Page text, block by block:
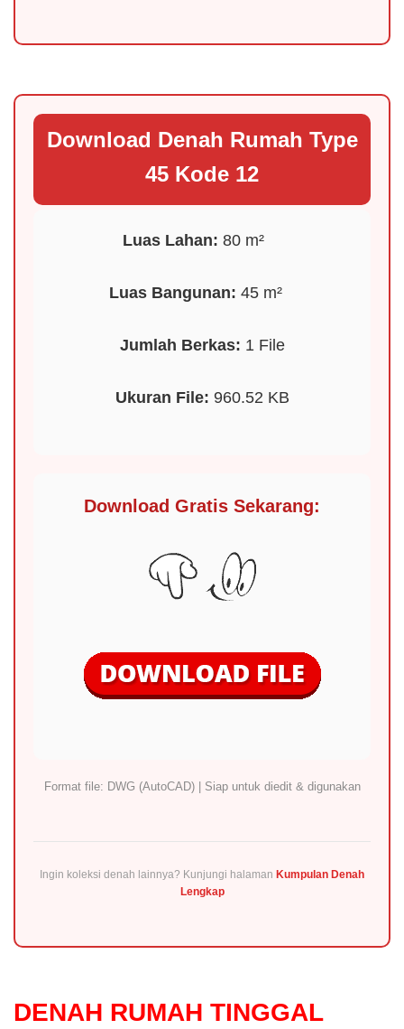
Download Denah Rumah Type
45 Kode 12
Luas Lahan: 80 m²
Luas Bangunan: 45 m²
Jumlah Berkas: 1 File
Ukuran File: 960.52 KB
Download Gratis Sekarang:
Format file: DWG (AutoCAD) | Siap untuk diedit & digunakan
Ingin koleksi denah lainnya? Kunjungi halaman Kumpulan Denah
Lengkap
DENAH RUMAH TINGGAL